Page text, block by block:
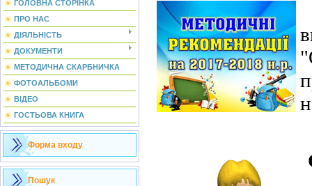
ГОЛОВНА СТОРІНКА
ПРО НАС
ДІЯЛЬНІСТЬ
ДОКУМЕНТИ
МЕТОДИЧНА СКАРБНИЧКА
ФОТОАЛЬБОМИ
ВІДЕО
ГОСТЬОВА КНИГА
Форма входу
Пошук